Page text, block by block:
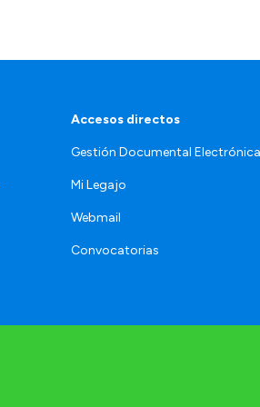
Accesos directos
Gestión Documental Electrónica
Mi Legajo
Webmail
Convocatorias